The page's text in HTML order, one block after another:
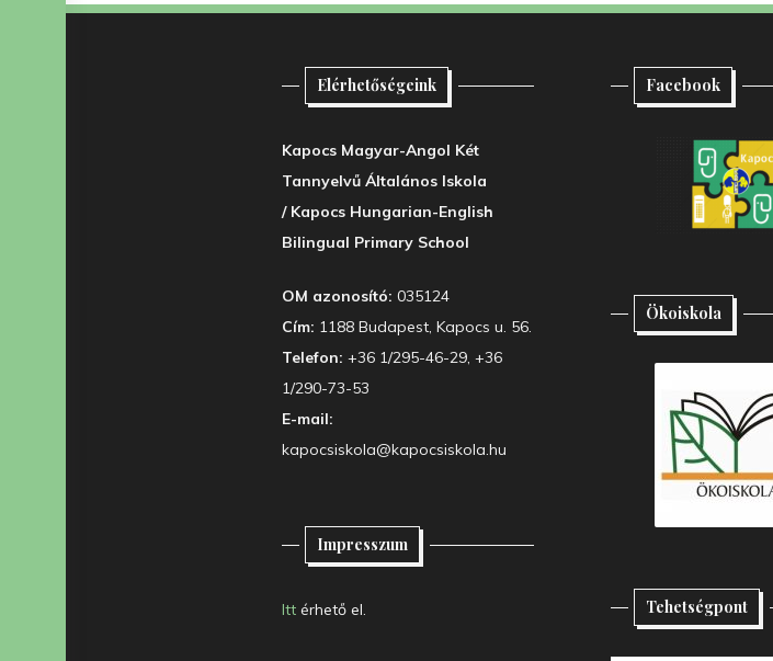
Elérhetőségeink
Kapocs Magyar-Angol Két
Tannyelvű Általános Iskola
/ Kapocs Hungarian-English
Bilingual Primary School
OM azonosító: 035124
Cím: 1188 Budapest, Kapocs u. 56.
Telefon: +36 1/295-46-29, +36
1/290-73-53
E-mail:
kapocsiskola@kapocsiskola.hu
Impresszum
Itt érhető el.
Facebook
Ökoiskola
Tehetségpont